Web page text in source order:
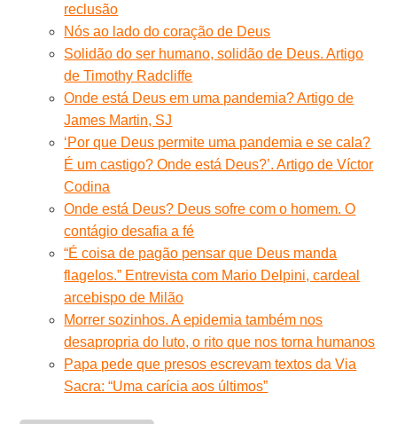
reclusão
Nós ao lado do coração de Deus
Solidão do ser humano, solidão de Deus. Artigo
de Timothy Radcliffe
Onde está Deus em uma pandemia? Artigo de
James Martin, SJ
‘Por que Deus permite uma pandemia e se cala?
É um castigo? Onde está Deus?’. Artigo de Víctor
Codina
Onde está Deus? Deus sofre com o homem. O
contágio desafia a fé
“É coisa de pagão pensar que Deus manda
flagelos.” Entrevista com Mario Delpini, cardeal
arcebispo de Milão
Morrer sozinhos. A epidemia também nos
desapropria do luto, o rito que nos torna humanos
Papa pede que presos escrevam textos da Via
Sacra: “Uma carícia aos últimos”